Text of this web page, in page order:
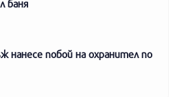
баня
нанесе побой на охранител по